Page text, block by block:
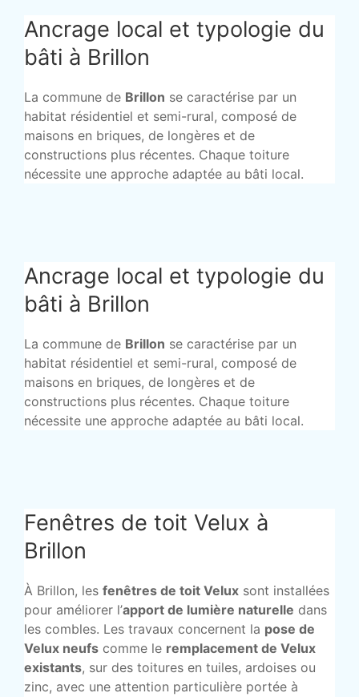
Ancrage local et typologie du
bâti à Brillon
La commune de Brillon se caractérise par un
habitat résidentiel et semi-rural, composé de
maisons en briques, de longères et de
constructions plus récentes. Chaque toiture
nécessite une approche adaptée au bâti local.
Ancrage local et typologie du
bâti à Brillon
La commune de Brillon se caractérise par un
habitat résidentiel et semi-rural, composé de
maisons en briques, de longères et de
constructions plus récentes. Chaque toiture
nécessite une approche adaptée au bâti local.
Fenêtres de toit Velux à
Brillon
À Brillon, les fenêtres de toit Velux sont installées
pour améliorer l’apport de lumière naturelle dans
les combles. Les travaux concernent la pose de
Velux neufs comme le remplacement de Velux
existants, sur des toitures en tuiles, ardoises ou
zinc, avec une attention particulière portée à